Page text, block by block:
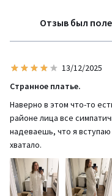
Отзыв был
13/12/2025
Странное платье.
Наверно в этом что-то
районе лица все
надеваешь, что я вступаю
хватало.